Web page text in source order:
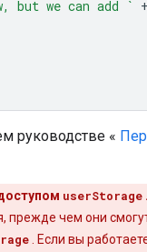
but we can add ` +
руководстве «
userStorage .
прежде чем они
. Если вы